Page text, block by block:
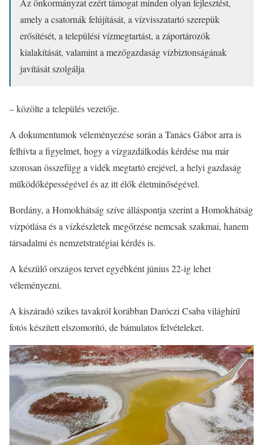
Az önkormányzat ezért támogat minden olyan fejlesztést,
amely a csatornák felújítását, a vízvisszatartó szerepük
erősítését, a települési vízmegtartást, a záportározók
kialakítását, valamint a mezőgazdaság vízbiztonságának
javítását szolgálja
– közölte a település vezetője.
A dokumentumok véleményezése során a Tanács Gábor arra is
felhívta a figyelmet, hogy a vízgazdálkodás kérdése ma már
szorosan összefügg a vidék megtartó erejével, a helyi gazdaság
működőképességével és az itt élők életminőségével.
Bordány, a Homokhátság szíve álláspontja szerint a Homokhátság
vízpótlása és a vízkészletek megőrzése nemcsak szakmai, hanem
társadalmi és nemzetstratégiai kérdés is.
A készülő országos tervet egyébként június 22-ig lehet
véleményezni.
A kiszáradó szikes tavakról korábban Daróczi Csaba világhírű
fotós készített elszomorító, de bámulatos felvételeket.